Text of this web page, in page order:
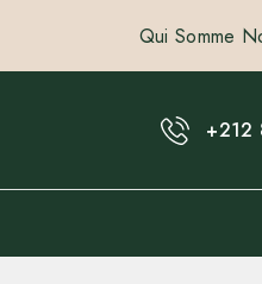
Qui Somme
+212